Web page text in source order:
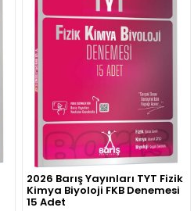
2026 Barış Yayınları TYT Fizik
Kimya Biyoloji FKB Denemesi
15 Adet